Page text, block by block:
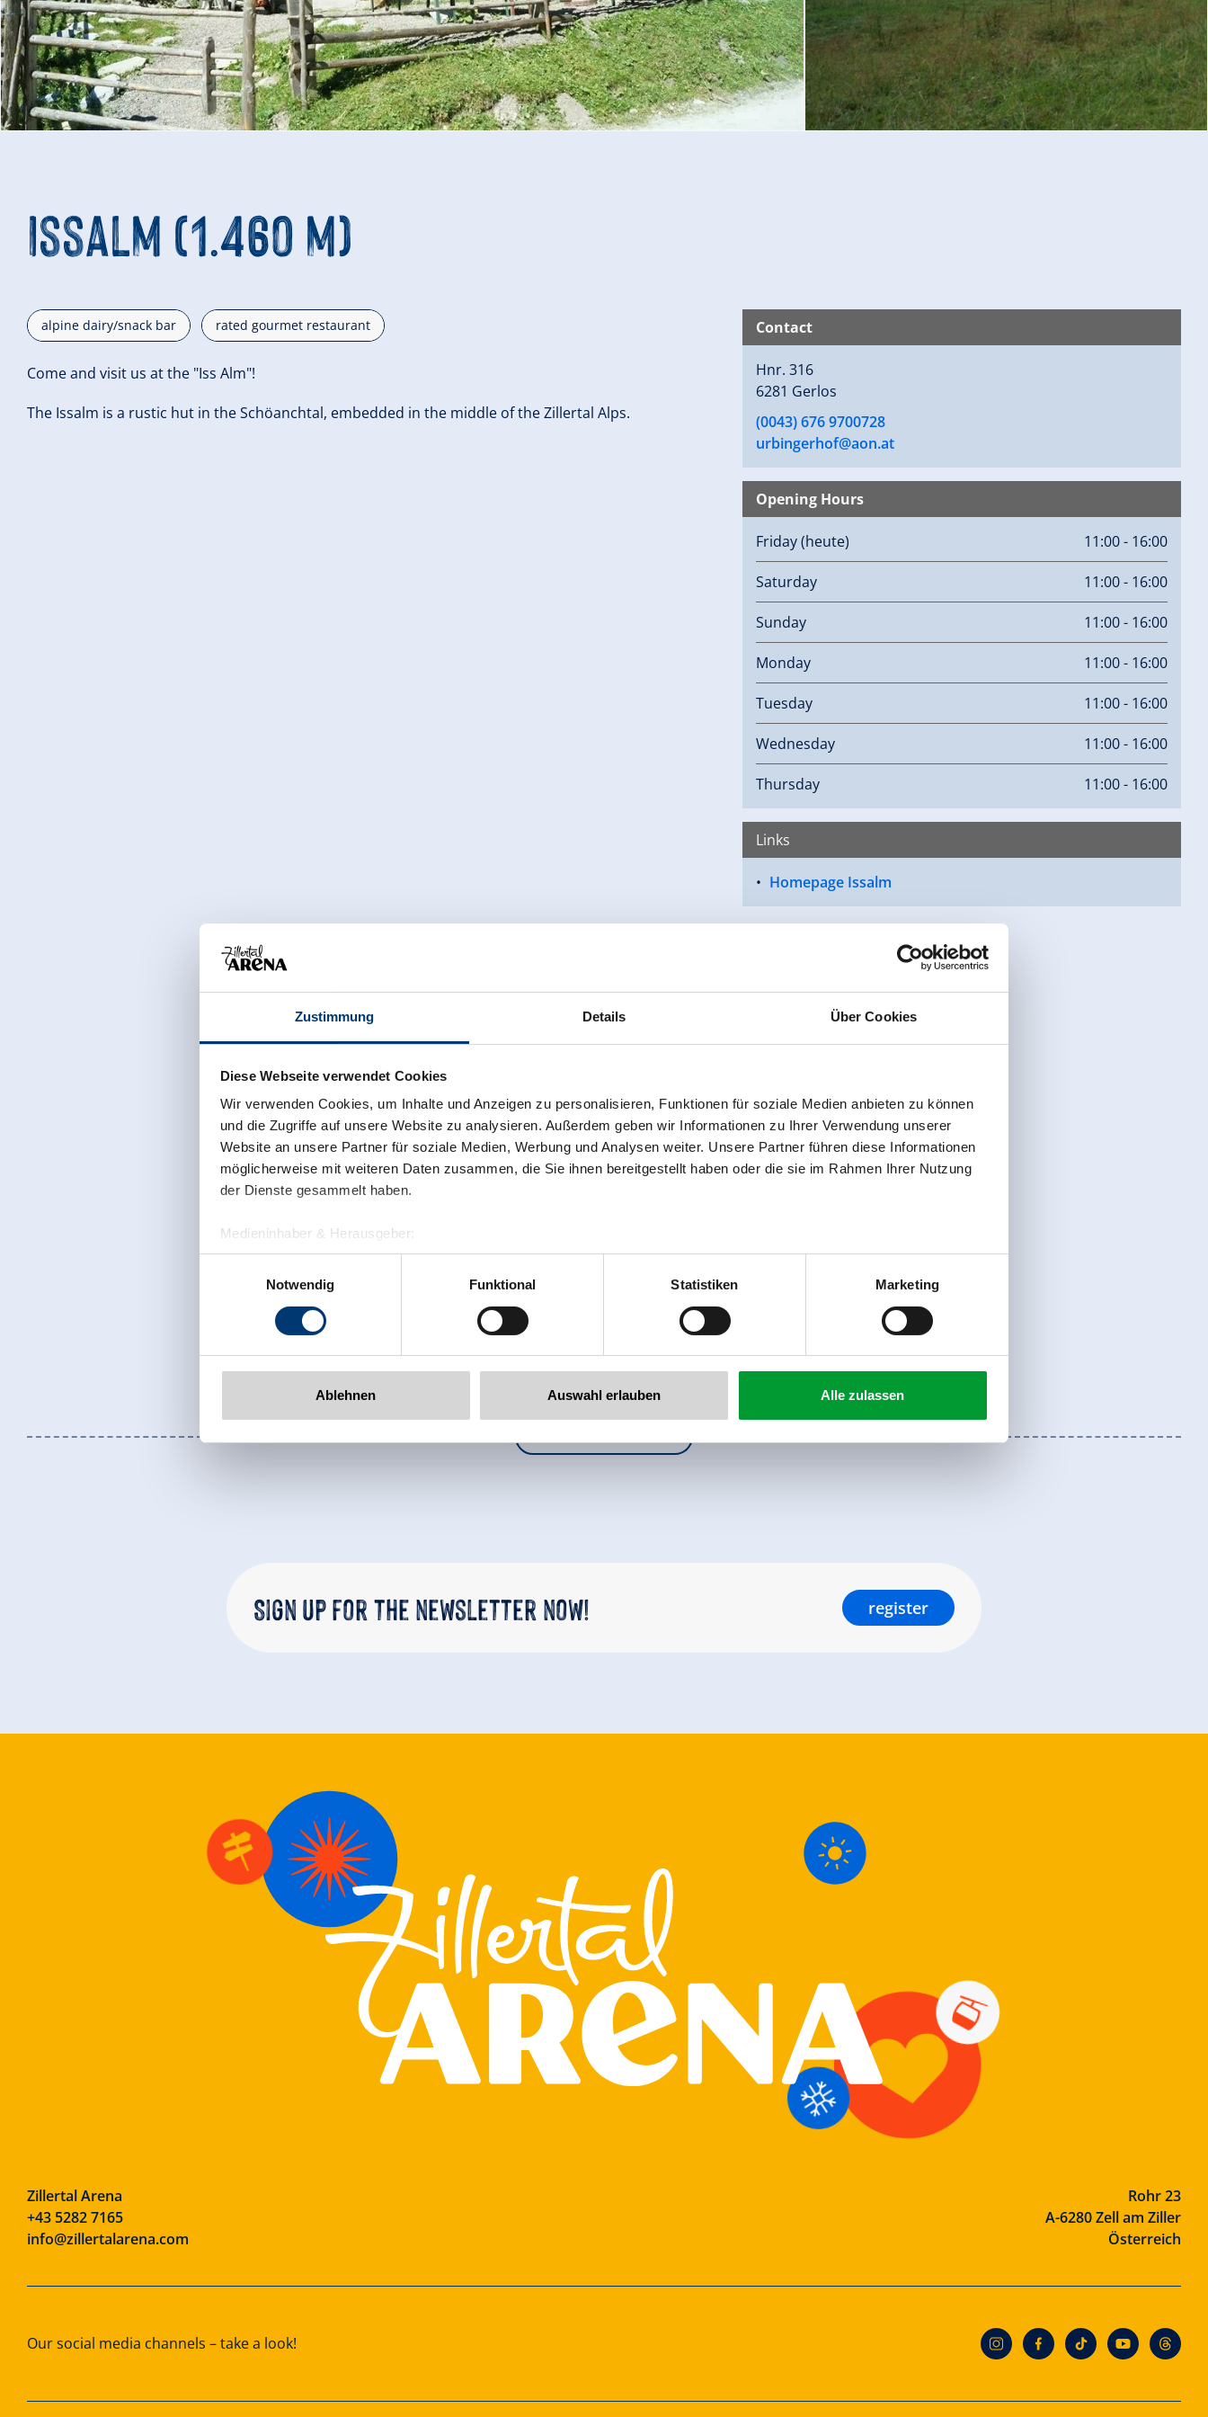
Zustimmung Details Über Cookies
Diese Webseite verwendet Cookies
Wir verwenden Cookies, um Inhalte und Anzeigen zu personalisieren, Funktionen für soziale Medien anbieten zu können
und die Zugriffe auf unsere Website zu analysieren. Außerdem geben wir Informationen zu Ihrer Verwendung unserer
Website an unsere Partner für soziale Medien, Werbung und Analysen weiter. Unsere Partner führen diese Informationen
möglicherweise mit weiteren Daten zusammen, die Sie ihnen bereitgestellt haben oder die sie im Rahmen Ihrer Nutzung
der Dienste gesammelt haben.
Medieninhaber & Herausgeber:
Zeller Bergbahnen Zillertal GmbH & Co KG
Rohr 23// A-6280 Zell am Ziller
www.zillertalarena.com
Notwendig
Funktional Statistiken Marketing
Ablehnen Auswahl erlauben Alle zulassen
Issalm (1.460 m)
alpine dairy/snack bar rated gourmet restaurant
Come and visit us at the "Iss Alm"!
The Issalm is a rustic hut in the Schöanchtal, embedded in the middle of the Zillertal Alps.
Contact
Hnr. 316
6281 Gerlos
(0043) 676 9700728
urbingerhof@aon.at
Opening Hours
Friday(heute) 11:00 - 16:00
Saturday 11:00 - 16:00
Sunday 11:00 - 16:00
Monday 11:00 - 16:00
Tuesday 11:00 - 16:00
Wednesday 11:00 - 16:00
Thursday 11:00 - 16:00
Links
Homepage Issalm
Sign up for the newsletter now! register
Zillertal Arena
+43 5282 7165
info@zillertalarena.com
Rohr 23
A-6280 Zell am Ziller
Österreich
Our social media channels – take a look!